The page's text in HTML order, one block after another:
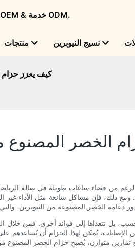
Flame Bright - شركة تصنيع منتجات النيوبرين الرائدة عالميًا مع OEM & خدمة ODM.
منتجات نسيج النيوبرين
كيف يعزز حزام
الخصر المصنوع
من قضاء ساعات طويلة في صالة الرياضة،
فإن مشاكل شائعة مثل الأداء غير
بل تتعداها إلى فوائد أخرى. فمن
الإصابات، يُمكن لهذا الحزام أن